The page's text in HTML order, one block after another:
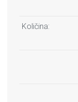
Količina: